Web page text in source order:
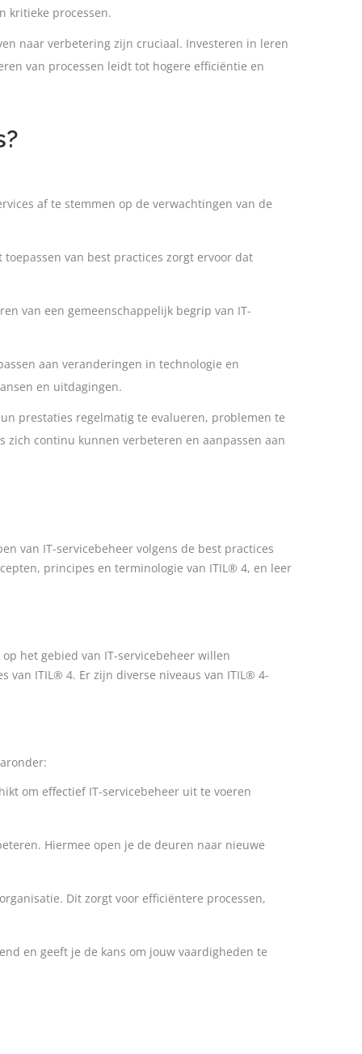
kritieke processen.
naar verbetering zijn cruciaal. Investeren in leren
van processen leidt tot hogere efficiëntie en
af te stemmen op de verwachtingen van de
van best practices zorgt ervoor dat
van een gemeenschappelijk begrip van IT-
aan veranderingen in technologie en
en uitdagingen.
prestaties regelmatig te evalueren, problemen te
continu kunnen verbeteren en aanpassen aan
van IT-servicebeheer volgens de best practices
principes en terminologie van ITIL® 4, en leer
het gebied van IT-servicebeheer willen
ITIL® 4. Er zijn diverse niveaus van ITIL® 4-
om effectief IT-servicebeheer uit te voeren
Hiermee open je de deuren naar nieuwe
Dit zorgt voor efficiëntere processen,
en geeft je de kans om jouw vaardigheden te